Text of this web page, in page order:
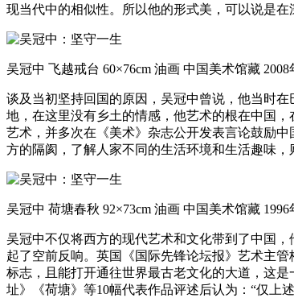
现当代中的相似性。所以他的形式美，可以说是
吴冠中 飞越戒台 60×76cm 油画 中国美术馆藏 2008
谈及当初坚持回国的原因，吴冠中曾说，他当时
地，在这里没有乡土的情感，他艺术的根在中国
艺术，并多次在《美术》杂志公开发表言论鼓励
方的隔阂，了解人家不同的生活环境和生活趣味
吴冠中 荷塘春秋 92×73cm 油画 中国美术馆藏 1996
吴冠中不仅将西方的现代艺术和文化带到了中国
起了空前反响。英国《国际先锋论坛报》艺术主
标志，且能打开通往世界最古老文化的大道，这
址》《荷塘》等10幅代表作品评述后认为：“仅上